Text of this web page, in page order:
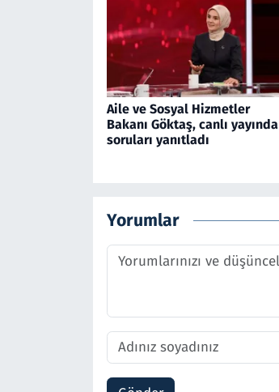
Aile ve Sosyal Hizmetler
Bakanı Göktaş, canlı yayında
soruları yanıtladı
Yorumlar